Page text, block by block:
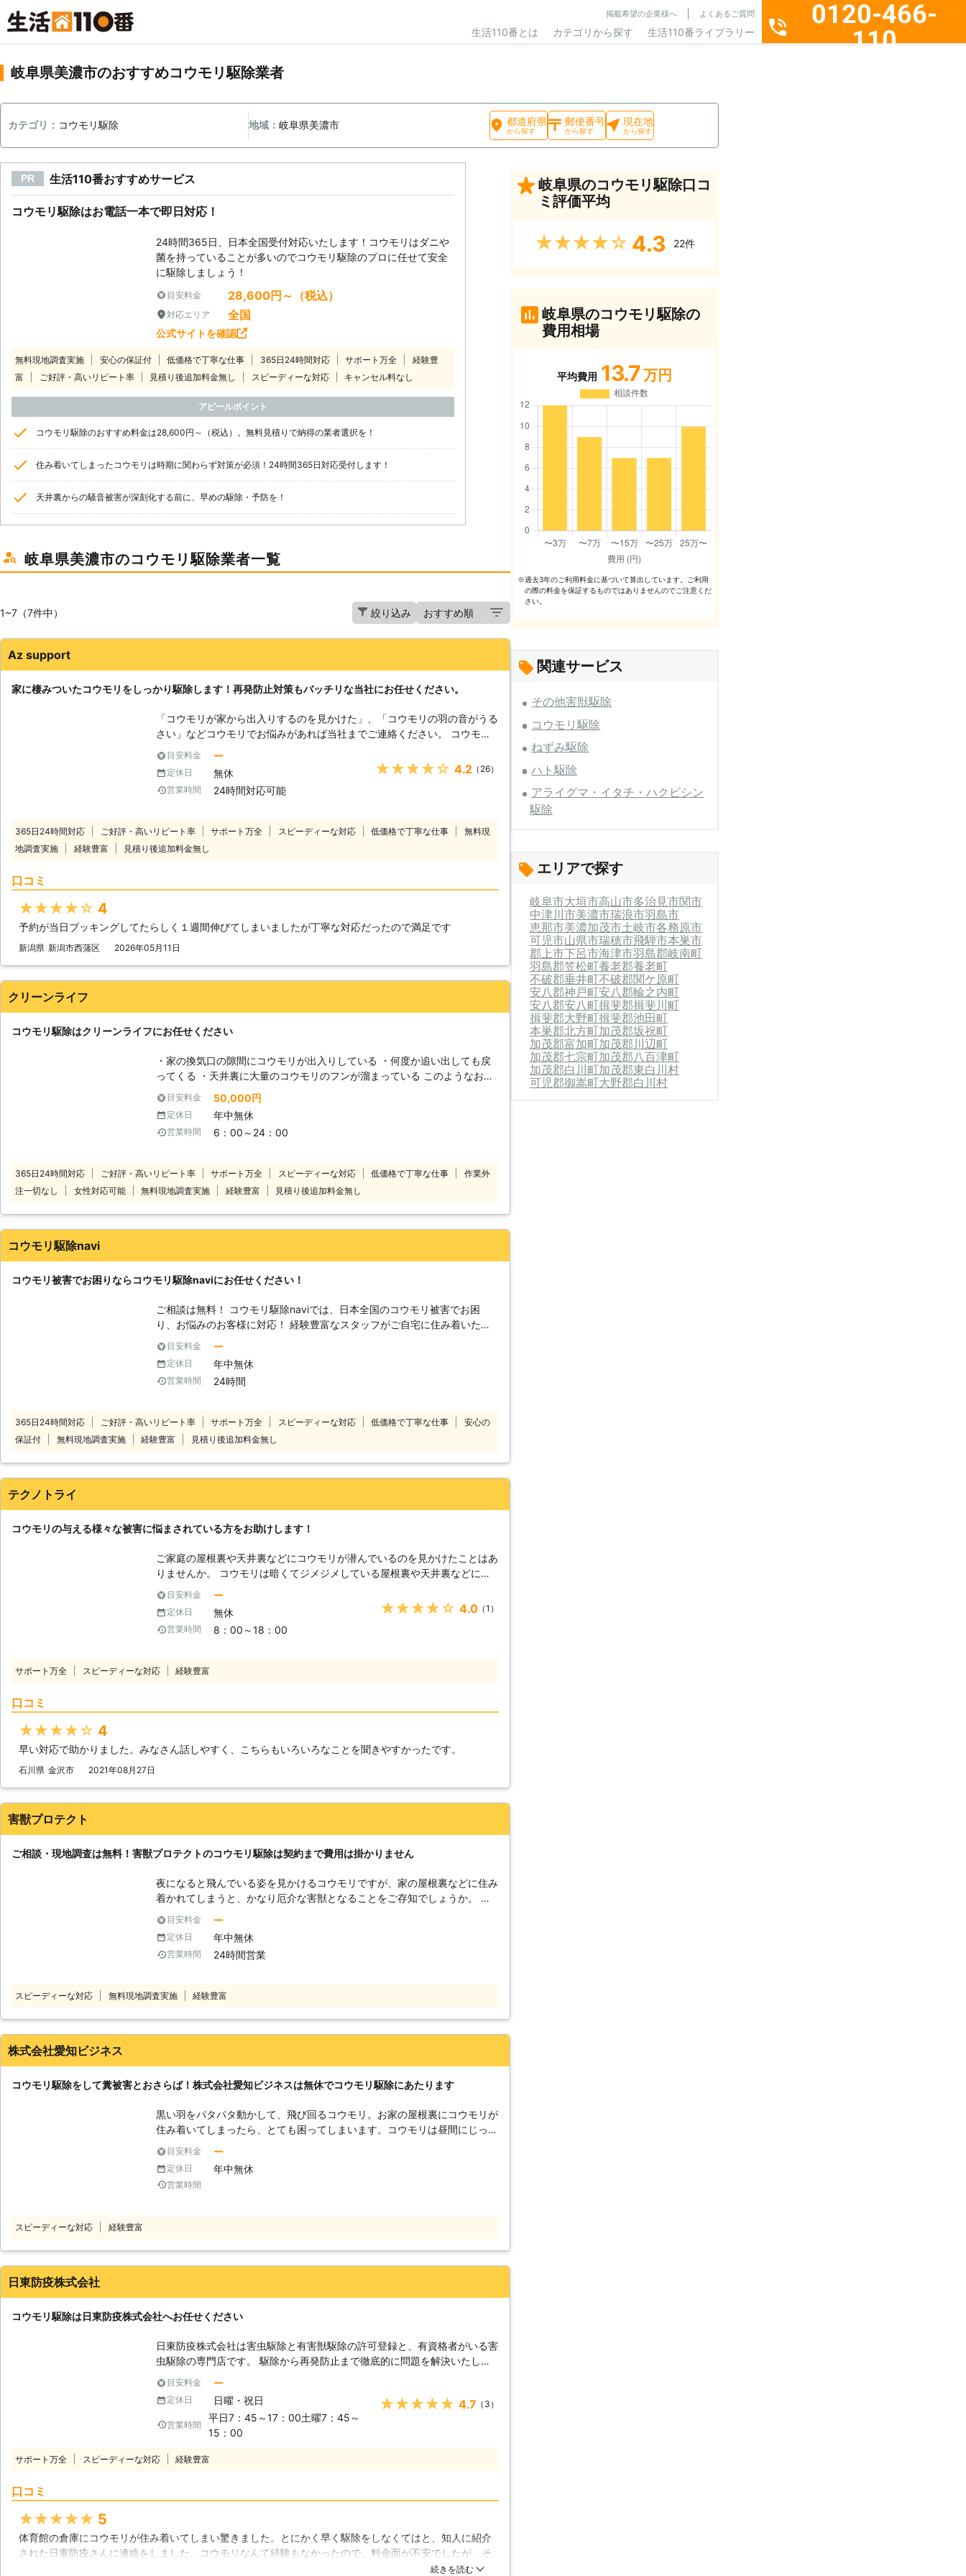
掲載希望の企業様へ よくあるご質問
生活110番とは カテゴリから探す 生活110番ライブラリー
0120-466-
110
岐阜県美濃市のおすすめコウモリ駆除業者
カテゴリ： コウモリ駆除 地域：岐阜県美濃市 都道府県
から探す
郵便番号
から探す
現在地
から探す
PR 生活110番おすすめサービス
コウモリ駆除はお電話一本で即日対応！
24時間365日、日本全国受付対応いたします！コウモリはダニや
菌を持っていることが多いのでコウモリ駆除のプロに任せて安全
に駆除しましょう！
目安料金 28,600円～（税込）
対応エリア 全国
公式サイトを確認
無料現地調査実施 安心の保証付 低価格で丁寧な仕事 365日24時間対応 サポート万全
経験豊
富
ご好評・高いリピート率 見積り後追加料金無し スピーディーな対応 キャンセル料なし
アピールポイント
コウモリ駆除のおすすめ料金は28,600円～（税込）。無料見積りで納得の業者選択を！
住み着いてしまったコウモリは時期に関わらず対策が必須！24時間365日対応受付します！
天井裏からの騒音被害が深刻化する前に、早めの駆除・予防を！
岐阜県美濃市のコウモリ駆除業者一覧
1~7（7件中） 絞り込み
Az support
家に棲みついたコウモリをしっかり駆除します！再発防止対策もバッチリな当社にお任せください。
「コウモリが家から出入りするのを見かけた」、「コウモリの羽の音がうる
さい」などコウモリでお悩みがあれば当社までご連絡ください。 コウモリ
は人間に直接攻撃することはほとんどありませんが、家の中に営巣してしま
うと騒音トラブルやフン害に悩まされます。被害が拡大すると家が傷むほ
か、うるさくて寝られないなど悩みがさらに悪化するおそれがあるため早め
に駆除することをおすすめします。 そのさいは、当社にお任せください。
らには再発防止にも自信がございます。コウモリ駆除業業者をお探しでした
ら当社が力になりますのでぜひ頼ってくださいませ。
目安料金 ー
定休日 無休
営業時間 24時間対応可能
★★★★★ 4.2 （26）
365日24時間対応 ご好評・高いリピート率 サポート万全 スピーディーな対応 低価格で丁寧な仕事
無料現
地調査実施
経験豊富 見積り後追加料金無し
口コミ
★★★★★ 4
予約が当日ブッキングしてたらしく１週間伸びてしまいましたが丁寧な対応だったので満足です
新潟県 新潟市西蒲区 2026年05月11日
クリーンライフ
コウモリ駆除はクリーンライフにお任せください
・家の換気口の隙間にコウモリが出入りしている ・何度か追い出しても戻
ってくる ・天井裏に大量のコウモリのフンが溜まっている このようなお悩
みでコウモリ駆除業者をお探しなら当社にお任せください 。当社はコウモ
リ駆除実績が数百件以上あります。 徹底駆除はもちろん、再発防止対策に
も自信があります。 以前、コウモリ駆除業者に依頼したが再発して困って
いるというかたは一度ご相談ください。 お客様のお悩みを解決するお手伝
るトラブルです。 コウモリは一度住み着いてしまうと巣をつくります、繁
殖力も高いため1匹でも見つけたら早めの駆除が必要です。 数センチの隙間
さえあれば簡単に侵入できるため、コウモリを見つけたらすぐに当社までご
連絡ください。
目安料金 50,000円
定休日 年中無休
営業時間 6：00～24：00
365日24時間対応 ご好評・高いリピート率 サポート万全 スピーディーな対応 低価格で丁寧な仕事
作業外
注一切なし
女性対応可能 無料現地調査実施 経験豊富 見積り後追加料金無し
コウモリ駆除navi
コウモリ被害でお困りならコウモリ駆除naviにお任せください！
ご相談は無料！ コウモリ駆除naviでは、日本全国のコウモリ被害でお困
り、お悩みのお客様に対応！ 経験豊富なスタッフがご自宅に住み着いたコ
ウモリを迅速・丁寧に駆除いたしますので安心してお任せください。 万全
なサポートでお客様にコウモリ駆除サービスを提供いたします。 いざとい
うときはコウモリ駆除naviにご連絡ください。 コウモリ駆除naviは、日本
全国の加盟店と提携し、さまざまな地域でご依頼を受け付けております。
頼しにくい早朝や深夜であろうといつでもどこでも遠慮なくご連絡くださ
い。 お電話一本で最短即日対応いたします。 まずはお客様のご不安を解消
するために、現地調査や無料見積もりなどのご説明をいたします。 ※対応エ
リア・加盟店・現場状況により、事前にお客様にご確認したうえで調査・見
積もりに費用をいただく場合がございます。
目安料金 ー
定休日 年中無休
営業時間 24時間
365日24時間対応 ご好評・高いリピート率 サポート万全 スピーディーな対応 低価格で丁寧な仕事
安心の
保証付
無料現地調査実施 経験豊富 見積り後追加料金無し
テクノトライ
コウモリの与える様々な被害に悩まされている方をお助けします！
ご家庭の屋根裏や天井裏などにコウモリが潜んでいるのを見かけたことはあ
りませんか。 コウモリは暗くてジメジメしている屋根裏や天井裏などに潜
み、私たちに様々な害を与えます。 例えば、夜中などに動き回りガサガサ
と音を立てられて眠れなくなったり、病原菌を含んでいるフンをして家の中
を汚したりといったことをします。 このようなことをされて眠れなくて困
っていたり、家を汚されて迷惑な思いをしている方も多いのではないでしょ
れません。 そのため、できる限り早めに駆除に取り掛かり、コウモリを追
い出した方が良いでしょう。 しかし、コウモリを駆除すると言っても具体
しれません。 また、コウモリ自体も病原菌をもっているため、下手に自分
はいかがでしょうか。 弊社こと「テクノトライ」では、コウモリ駆除を行
目安料金 ー
定休日 無休
営業時間 8：00～18：00
★★★★★ 4.0（1）
サポート万全 スピーディーな対応 経験豊富
口コミ
★★★★★ 4
早い対応で助かりました。みなさん話しやすく、こちらもいろいろなことを聞きやすかったです。
石川県 金沢市 2021年08月27日
害獣プロテクト
ご相談・現地調査は無料！害獣プロテクトのコウモリ駆除は契約まで費用は掛かりません
夜になると飛んでいる姿を見かけるコウモリですが、家の屋根裏などに住み
着かれてしまうと、かなり厄介な害獣となることをご存知でしょうか。 コ
ウモリの被害で一番深刻なのが、糞や尿による被害です。コウモリは一日に
排泄する糞や尿の量が多く、少しの期間住み着かれただけでも悪臭や天井の
建材の劣化を引き起こします。 しかも、コウモリの糞には多くの雑菌が含
まれているため、さまざまな感染症を引き起こす可能性があるのです。 早
しかし、ご自身での駆除はコウモリの出入り口を塞いでいないなど、といっ
たミスがあると再発する可能性が高くなってしまいます。 駆除したと思い
込んで放置してしまい、いつの間にか状況が悪化していた……なんて事も考
えられるのです。 そのため、コウモリの気配を感じたらすぐに専門業者で
全て駆除したうえで、出入り口となる箇所を全て封鎖。コウモリの嫌がる薬
剤を散布するなどしてコウモリの再来を防ぎます。 確実にコウモリを駆除
する害獣プロテクトには、この他にも選ばれる理由があります。 【害獣プ
ロテクトが選ばれる理由】 〇写真撮影調査＆見積りは無料です。 害獣プロ
テクトの現地調査は外観や内観を見るだけではありません。被害のある天井
裏、屋根裏まで入り込み、被害状況をキチンと確認いたします。その際に写
真を撮らせていただき、被害状況をご説明、対処法とお見積りをご提示させ
ていただきます。 調査やお見積りには費用は発生いたしません。完全無料
ですのでお気軽にご依頼ください。 〇最長5年の保証付き 作業完了後の再
できます。その隙間を全て塞ぎ、再発を防止するのは素人では難しいもので
見つけたらすぐに害獣プロテクトへご相談ください。 弊社には害獣駆除歴
10年の経験があります。 コウモリ駆除の業者の力をかりて、快適な住空間
を取り戻しましょう。
目安料金 ー
定休日 年中無休
営業時間 24時間営業
スピーディーな対応 無料現地調査実施 経験豊富
株式会社愛知ビジネス
コウモリ駆除をして糞被害とおさらば！株式会社愛知ビジネスは無休でコウモリ駆除にあたります
黒い羽をパタパタ動かして、飛び回るコウモリ。お家の屋根裏にコウモリが
住み着いてしまったら、とても困ってしまいます。コウモリは昼間にじっと
していて、その場で排泄をするのです。 溜まった糞は、天井から染み出し
てきてしまうことも。染み出した糞から空気中にカビ菌が飛散してしまっ
て、吸い込むと、呼吸器系の病気につながります。そのため天井裏にコウモ
リがいると分かったら、早く駆除をする必要があるのです。 しかし一口に
に依頼をしたほうがいい理由とは 業者にコウモリ駆除を頼むとお金が高く
つくから、自分でやってしまおうかとお考えのお客様はいないでしょうか。
ぜなら無許可のコウモリ駆除は、鳥獣保護法という法律で禁止されているか
らです。鳥獣保護法を破ってしまうと、1年以下の懲役また50万円以下に処
されてしまいます。 そのためコウモリ駆除は許可を得ている業者に、依頼
をしたほうがいいのです。コウモリ駆除業者である「株式会社愛知ビジネ
ス」は、コウモリを傷つけないよう、的確な方法でお客様の家から追い出し
ます。弊社は無休で営業をしておりますので、出来る限りお客様のご予定合
わせて作業日を決定できます。ぜひご利用くださいませ。
目安料金 ー
定休日 年中無休
営業時間
スピーディーな対応 経験豊富
日東防疫株式会社
コウモリ駆除は日東防疫株式会社へお任せください
日東防疫株式会社は害虫駆除と有害獣駆除の許可登録と、有資格者がいる害
虫駆除の専門店です。 駆除から再発防止まで徹底的に問題を解決いたしま
い。 ・夜になると天井裏でガサガサと音がするとき。 ・夜になると毎日軒
下にコウモリが来るとき。 ・屋根裏にコウモリが住み着いてしまったと
き。 ・床下にコウモリが住み着いてしまったときなど。 日東防疫株式会社
は、大分以外にも支店を持ち、幅広いエリアをカバーできます。 豊富な害
虫駆除の実績をもち、常にお客様には親切丁寧で満足していただけるサービ
スを提供しています。 コウモリに困ったときには、迷わずに日東防疫株式
目安料金 ー
定休日 日曜・祝日
営業時間
平日7：45～17：00土曜7：45～
15：00
★★★★★ 4.7 （3）
サポート万全 スピーディーな対応 経験豊富
口コミ
★★★★★ 5
体育館の倉庫にコウモリが住み着いてしまい驚きました。とにかく早く駆除をしなくてはと、知人に紹介
された日東防疫さんに連絡をしました。コウモリなんて経験もなかったので、料金面が不安でしたが、そ
れほどでもなく簡単に駆除ができよかったです。結構、感じのよい業者さんだという印象を受けました。
続きを読む
岐阜県のコウモリ駆除口コ
ミ評価平均
★★★★★ 4.3 22件
岐阜県のコウモリ駆除の
費用相場
平均費用 13.7 万円
※過去3年のご利⽤料⾦に基づいて算出しています。ご利⽤
の際の料⾦を保証するものではありませんのでご注意くだ
さい。
関連サービス
その他害獣駆除
コウモリ駆除
ねずみ駆除
ハト駆除
アライグマ・イタチ・ハクビシン
駆除
エリアで探す
岐阜市大垣市高山市多治見市関市
中津川市美濃市瑞浪市羽島市
恵那市美濃加茂市土岐市各務原市
可児市山県市瑞穂市飛騨市本巣市
郡上市下呂市海津市羽島郡岐南町
羽島郡笠松町養老郡養老町
不破郡垂井町不破郡関ケ原町
安八郡神戸町安八郡輪之内町
安八郡安八町揖斐郡揖斐川町
揖斐郡大野町揖斐郡池田町
本巣郡北方町加茂郡坂祝町
加茂郡富加町加茂郡川辺町
加茂郡七宗町加茂郡八百津町
加茂郡白川町加茂郡東白川村
可児郡御嵩町大野郡白川村